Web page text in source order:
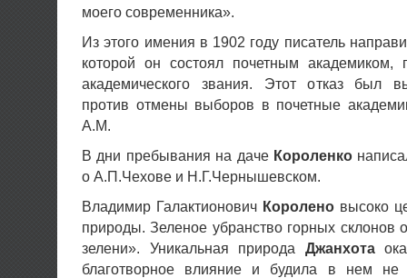
моего современника».
Из этого имения в 1902 году писатель
которой он состоял почетным академиком,
академического звания. Этот отказ был
против отмены выборов в почетные
А.М.
В дни пребывания на даче Короленко
о А.П.Чехове и Н.Г.Чернышевском.
Владимир Галактионович Королено высоко
природы. Зеленое убранство горных склонов
зелени». Уникальная природа Джанхота
благотворное влияние и будила в нем не